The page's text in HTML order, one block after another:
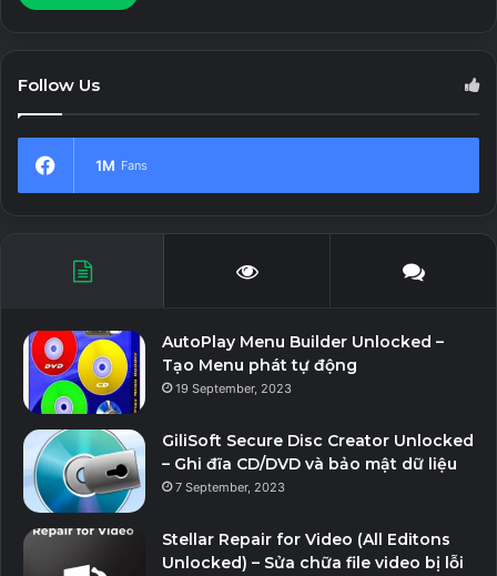
Follow Us
1M Fans
AutoPlay Menu Builder Unlocked –
Tạo Menu phát tự động
19 September, 2023
GiliSoft Secure Disc Creator Unlocked
– Ghi đĩa CD/DVD và bảo mật dữ liệu
7 September, 2023
Stellar Repair for Video (All Editons
Unlocked) – Sửa chữa file video bị lỗi